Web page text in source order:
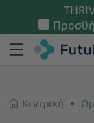
Κεντρική